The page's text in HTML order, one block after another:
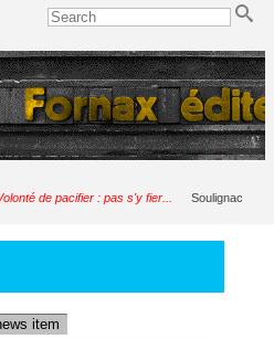
de pacifier : pas s'y fier... Soulignac
item